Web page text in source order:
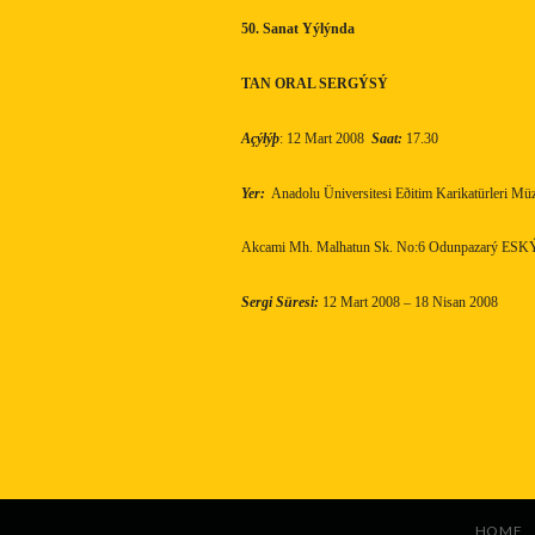
50. Sanat Yýlýnda
TAN ORAL SERGÝSÝ
Açýlýþ: 12 Mart 2008 Saat: 17.30
Yer: Anadolu Üniversitesi Eðitim Karikatürleri
Akcami Mh. Malhatun Sk. No:6 Odunpazarý
Sergi Süresi: 12 Mart 2008 – 18 Nisan 2008
HOME